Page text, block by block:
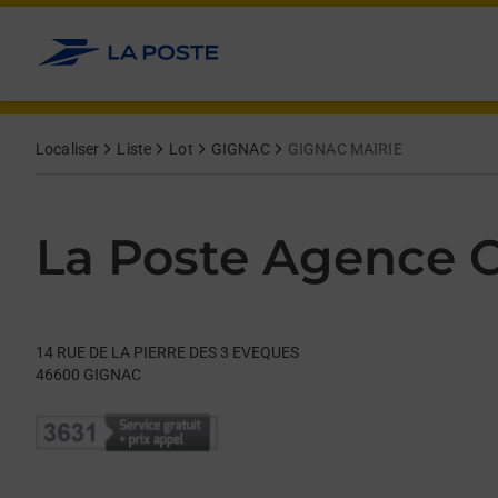
Allez au contenu
Localiser Liste Lot GIGNAC GIGNAC MAIRIE
La Poste Agence
14 RUE DE LA PIERRE DES 3 EVEQUES
46600 GIGNAC
Day of the WeekHours
Get directions to La Poste Agence Communale at 14 RUE DE LA
lien s'ouvre dans un nouvel onglet